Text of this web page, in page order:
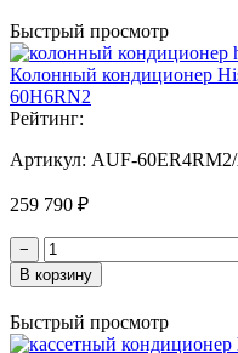
Быстрый просмотр
Колонный кондиционер
60H6RN2
Рейтинг:
Артикул: AUF-
259 790 ₽
−
В корзину
Быстрый просмотр